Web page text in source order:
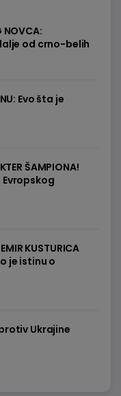
NOVCA:
od crno-belih
Evo šta je
ŠAMPIONA!
KUSTURICA
je istinu o
protiv Ukrajine